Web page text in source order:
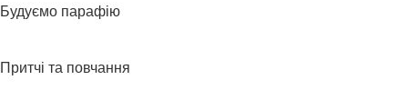
Будуємо парафію
Притчі та повчання